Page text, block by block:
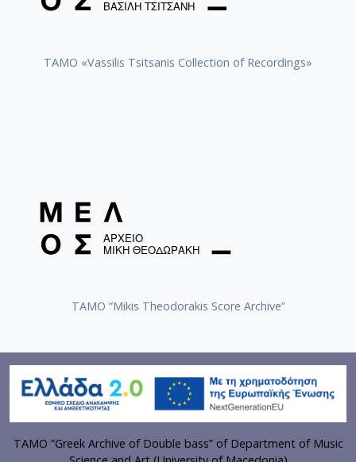
TAMO «Vassilis Tsitsanis Collection of Recordings»
TAMO “Mikis Theodorakis Score Archive”
TAMO “Greek Archive of Double bass” of Department of Music